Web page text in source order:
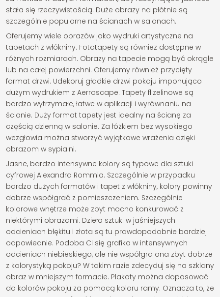
stała się rzeczywistością. Duże obrazy na płótnie są
szczególnie popularne na ścianach w salonach.
Oferujemy wiele obrazów jako wydruki artystyczne na
tapetach z włókniny. Fototapety są również dostępne w
różnych rozmiarach. Obrazy na tapecie mogą być okrągłe
lub na całej powierzchni. Oferujemy również przycięty
format drzwi. Udekoruj gładkie drzwi pokoju imponująco
dużym wydrukiem z Aerroscape. Tapety flizelinowe są
bardzo wytrzymałe, łatwe w aplikacji i wyrównaniu na
ścianie. Duży format tapety jest idealny na ścianę za
częścią dzienną w salonie. Za łóżkiem bez wysokiego
wezgłowia można stworzyć wyjątkowe wrażenia dzięki
obrazom w sypialni.
Jasne, bardzo intensywne kolory są typowe dla sztuki
cyfrowej Alexandra Rommla. Szczególnie w przypadku
bardzo dużych formatów i tapet z włókniny, kolory powinny
dobrze współgrać z pomieszczeniem. Szczególnie
kolorowe wnętrze może zbyt mocno konkurować z
niektórymi obrazami. Dzieła sztuki w jaśniejszych
odcieniach błękitu i złota są tu prawdopodobnie bardziej
odpowiednie. Podoba Ci się grafika w intensywnych
odcieniach niebieskiego, ale nie współgra ona zbyt dobrze
z kolorystyką pokoju? W takim razie zdecyduj się na szklany
obraz w mniejszym formacie. Plakaty można dopasować
do kolorów pokoju za pomocą koloru ramy. Oznacza to, że